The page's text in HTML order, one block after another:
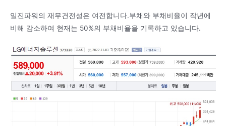
일진파워의 재무건전성은 여전합니다.부채와 부채비율이 작년에
비해 감소하여 현재는 50%의 부채비율을 기록하고 있습니다.